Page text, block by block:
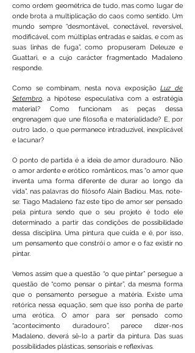
como ordem geométrica de tudo, mas como lugar de
onde brota a multiplicação do caos como sentido. Um
mundo sempre “desmontável, conectável, reversível,
modificável, com múltiplas entradas e saídas, e com as
suas linhas de fuga”, como propuseram Deleuze e
Guattari, e a cujo carácter fragmentado Madaleno
responde.
Como se combinam, nesta nova exposiçãoLuz de
Setembro, a hipótese especulativa com a estratégia
material? Como funcionam as peças dessa
engrenagem que une filosofia e materialidade? E, por
outro lado, o que permanece intraduzível, inexplicável
e lacunar?
O ponto de partida é a ideia de amor duradouro. Não
o amor ardente e erótico românticos, mas “o amor que
inventa uma forma diferente de durar ao longo da
vida”, nas palavras do filósofo Alain Badiou. Mas, note-
se: Tiago Madaleno faz este tipo de amor ser pensado
pela pintura sendo que o seu projeto é todo ele
determinado a partir das condições de possibilidade
dessa disciplina. Uma pintura que cuida e é, por isso,
um pensamento que constrói o amor e o faz existir no
pintar.
Vemos assim que a questão “o que pintar” persegue a
questão de “como pensar o pintar”, da mesma forma
que o pensamento persegue a matéria. Existe uma
retórica nessa equação, sem que isso ponha de parte
uma erótica. O amor para ser pensado como
“acontecimento duradouro”, parece dizer-nos
Madaleno, deverá sê-lo a partir da pintura. Das suas
possibilidades plásticas, sensoriais e reflexivas.